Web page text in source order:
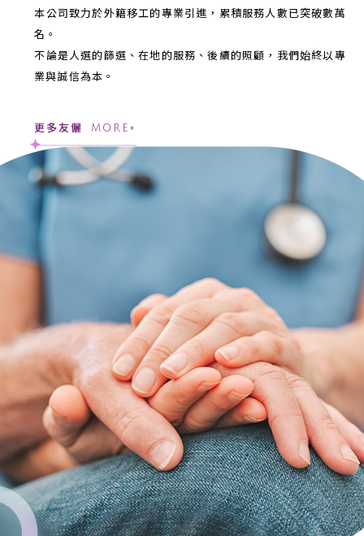
本公司致力於外籍移工的專業引進，累積服務人數已突破數萬
名。
不論是人選的篩選、在地的服務、後續的照顧，我們始終以專
業與誠信為本。
更多友儷 MORE+